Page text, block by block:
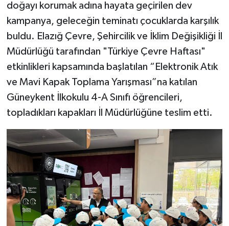
doğayı korumak adına hayata geçirilen dev
kampanya, geleceğin teminatı çocuklarda karşılık
buldu. Elazığ Çevre, Şehircilik ve İklim Değişikliği İl
Müdürlüğü tarafından "Türkiye Çevre Haftası"
etkinlikleri kapsamında başlatılan “Elektronik Atık
ve Mavi Kapak Toplama Yarışması”na katılan
Güneykent İlkokulu 4-A Sınıfı öğrencileri,
topladıkları kapakları İl Müdürlüğüne teslim etti.
SPOR
TEKNOLOJİ